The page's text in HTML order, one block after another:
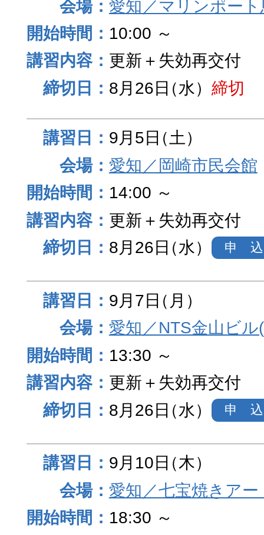
愛知／マリンポート
10:00 ～
更新＋失効再交付
8月26日（水） 締切
9月5日（土）
愛知／岡崎市民会館
14:00 ～
更新＋失効再交付
8月26日（水） 申 込
9月7日（月）
愛知／NTS金山ビ
13:30 ～
更新＋失効再交付
8月26日（水） 申 込
9月10日（木）
愛知／七宝焼きア
18:30 ～